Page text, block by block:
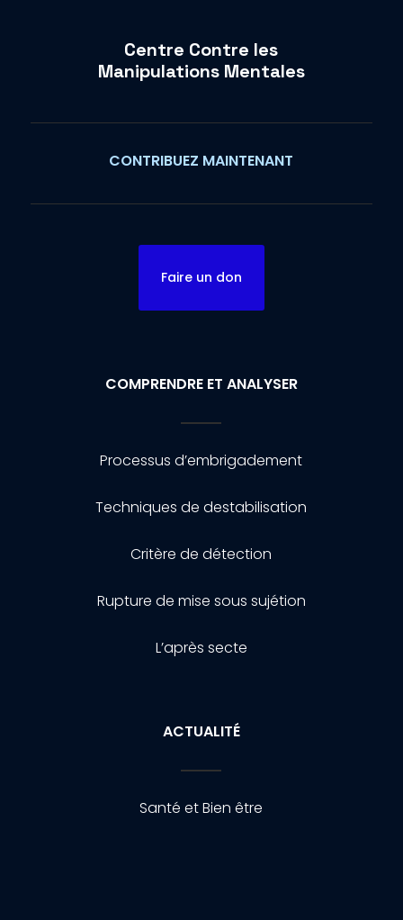
Centre Contre les
Manipulations Mentales
CONTRIBUEZ MAINTENANT
Faire un don
COMPRENDRE ET ANALYSER
Processus d’embrigadement
Techniques de destabilisation
Critère de détection
Rupture de mise sous sujétion
L’après secte
ACTUALITÉ
Santé et Bien être